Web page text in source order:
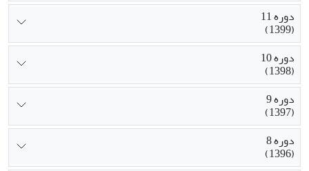
دوره 11
(1399)
دوره 10
(1398)
دوره 9
(1397)
دوره 8
(1396)